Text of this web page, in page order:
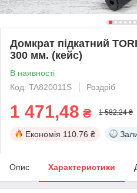
Домкрат підкатний
300 мм. (кейс)
В наявності
Код: TA820011S
Роздріб
1 471,48 ₴ 1 582,24 ₴
Економія 110.76 ₴
Опис Характеристики